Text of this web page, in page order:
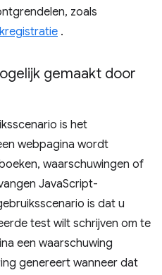
zoals
.
gemaakt door
is het
webpagina wordt
waarschuwingen of
JavaScript-
is dat u
test wilt schrijven om te
een waarschuwing
genereert wanneer dat